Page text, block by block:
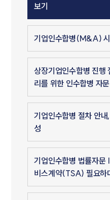
보기
기업인수합병(M&A)
상장기업인수합병 진행
리를 위한 인수합병 자
기업인수합병 절차 안
성
기업인수합병 법률자문
비스계약(TSA) 필요하